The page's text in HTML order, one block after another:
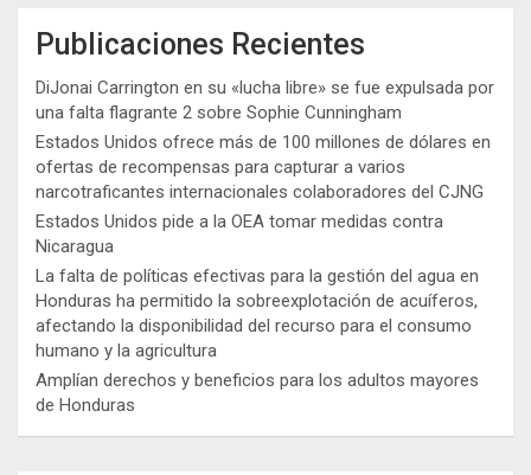
Publicaciones Recientes
DiJonai Carrington en su «lucha libre» se fue expulsada por
una falta flagrante 2 sobre Sophie Cunningham
Estados Unidos ofrece más de 100 millones de dólares en
ofertas de recompensas para capturar a varios
narcotraficantes internacionales colaboradores del CJNG
Estados Unidos pide a la OEA tomar medidas contra
Nicaragua
La falta de políticas efectivas para la gestión del agua en
Honduras ha permitido la sobreexplotación de acuíferos,
afectando la disponibilidad del recurso para el consumo
humano y la agricultura
Amplían derechos y beneficios para los adultos mayores
de Honduras